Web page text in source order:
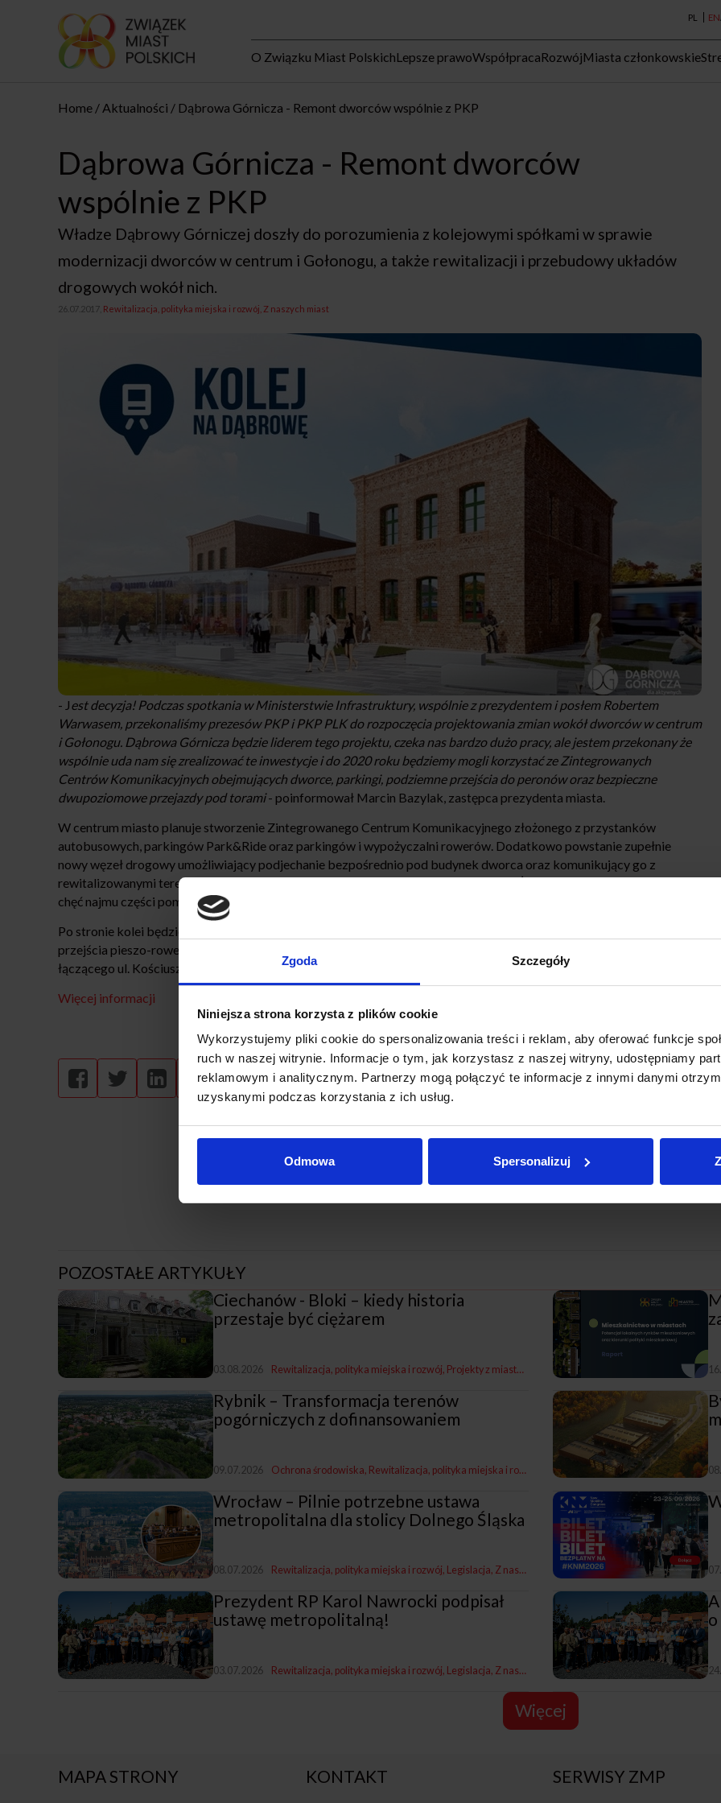
Zgoda Szczegóły
Niniejsza strona korzysta z plików cookie
Wykorzystujemy pliki cookie do spersonalizowania treści i reklam, aby oferować funkcje
ruch w naszej witrynie. Informacje o tym, jak korzystasz z naszej witryny, udostępniamy
reklamowym i analitycznym. Partnerzy mogą połączyć te informacje z innymi danymi
uzyskanymi podczas korzystania z ich usług.
Odmowa Spersonalizuj
PL EN
O Związku Miast PolskichLepsze prawoWspółpracaRozwójMiasta członkowskie
Home Aktualności Dąbrowa Górnicza - Remont dworców wspólnie z PKP
Dąbrowa Górnicza - Remont dworców
wspólnie z PKP
Władze Dąbrowy Górniczej doszły do porozumienia z kolejowymi spółkami w sprawie
modernizacji dworców w centrum i Gołonogu, a także rewitalizacji i przebudowy układów
drogowych wokół nich.
26.07.2017, Rewitalizacja, polityka miejska i rozwój Z naszych miast
- Jest decyzja! Podczas spotkania w Ministerstwie Infrastruktury, wspólnie z prezydentem i posłem Robertem
Warwasem, przekonaliśmy prezesów PKP i PKP PLK do rozpoczęcia projektowania zmian wokół dworców w centrum
i Gołonogu. Dąbrowa Górnicza będzie liderem tego projektu, czeka nas bardzo dużo pracy, ale jestem przekonany że
wspólnie uda nam się zrealizować te inwestycje i do 2020 roku będziemy mogli korzystać ze Zintegrowanych
Centrów Komunikacyjnych obejmujących dworce, parkingi, podziemne przejścia do peronów oraz bezpieczne
dwupoziomowe przejazdy pod torami- poinformował Marcin Bazylak, zastępca prezydenta miasta.
W centrum miasto planuje stworzenie Zintegrowanego Centrum Komunikacyjnego złożonego z przystanków
autobusowych, parkingów Park&Ride oraz parkingów i wypożyczalni rowerów. Dodatkowo powstanie zupełnie
nowy węzeł drogowy umożliwiający podjechanie bezpośrednio pod budynek dworca oraz komunikujący go z
rewitalizowanymi terenami dawnej fabryki maszyn DEFUM (projekt Fabryka Pełna Życia). Miasto zadeklarowało też
chęć najmu części pomieszczeń przebudowanego dworca.
Po stronie kolei będzie remont zabytkowego dworca, przebudowa torowisk i peronów, budowa podziemnego
przejścia pieszo-rowerowego łączącego dworzec z peronami oraz przede wszystkim budowa tunelu drogowego
łączącego ul. Kościuszki z ul. Limanowskiego.
Więcej informacji
POZOSTAŁE ARTYKUŁY
Ciechanów - Bloki – kiedy historia
przestaje być ciężarem
03.08.2026 Rewitalizacja, polityka miejska i rozwój Projekty z miastami i dla miast Polsko-
Rybnik – Transformacja terenów
pogórniczych z dofinansowaniem
09.07.2026 Ochrona środowiska Rewitalizacja, polityka miejska i rozwój Z naszych miast
Wrocław – Pilnie potrzebne ustawa
metropolitalna dla stolicy Dolnego Śląska
08.07.2026 Rewitalizacja, polityka miejska i rozwój Legislacja Z naszych miast
Prezydent RP Karol Nawrocki podpisał
ustawę metropolitalną!
03.07.2026 Rewitalizacja, polityka miejska i rozwój Legislacja Z naszych miast
Więcej
MAPA STRONY KONTAKT SERWISY ZMP